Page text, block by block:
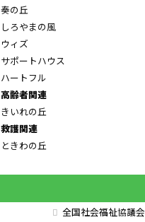
奏の丘
しろやまの風
ウィズ
サポートハウス
ハートフル
高齢者関連
きいれの丘
救護関連
ときわの丘
全国社会福祉協議会